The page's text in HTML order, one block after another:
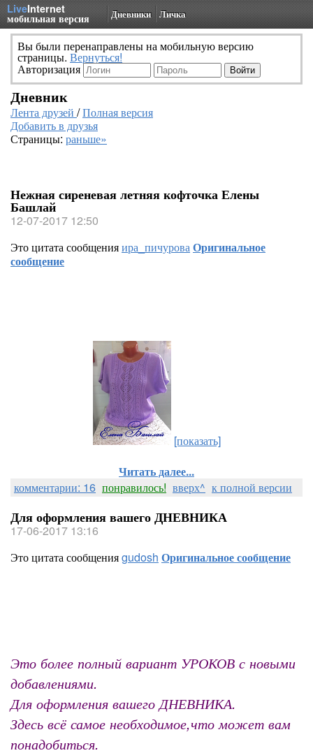
LiveInternet
мобильная версия Дневники Личка
Вы были перенаправлены на мобильную версию
страницы. Вернуться!
Авторизация
Дневник
Лента друзей /Полная версия
Добавить в друзья
Страницы: раньше»
Нежная сиреневая летняя кофточка Елены
Башлай
12-07-2017 12:50
Это цитата сообщенияира_пичуроваОригинальное
сообщение
[показать]
Читать далее...
комментарии: 16 понравилось! вверх^ к полной версии
Для оформления вашего ДНЕВНИКА
17-06-2017 13:16
Это цитата сообщенияgudosh Оригинальное сообщение
Это более полный вариант УРОКОВ с новыми
добавлениями.
Для оформления вашего ДНЕВНИКА.
Здесь всё самое необходимое,что может вам
понадобиться.